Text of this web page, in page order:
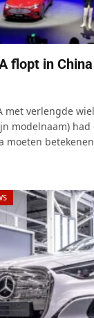
flopt in China
met verlengde
modelnaam)
moeten